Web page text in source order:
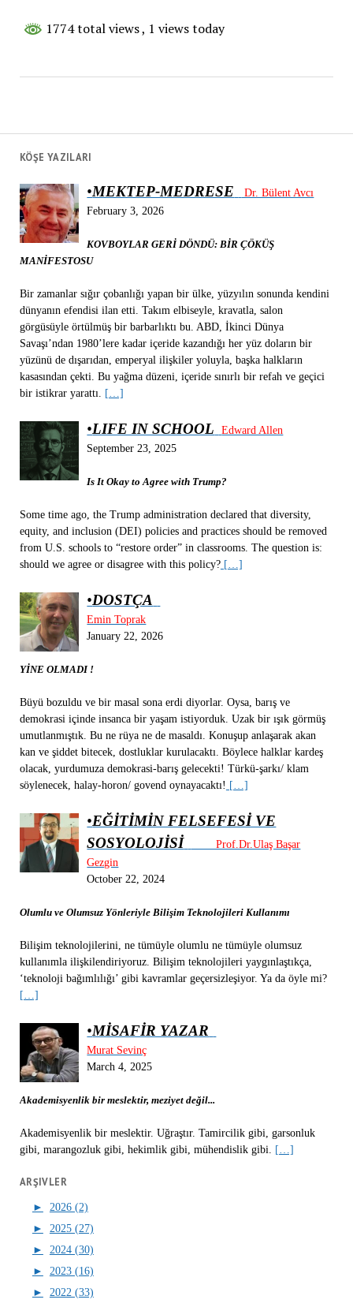
1774 total views, 1 views today
KÖŞE YAZILARI
•MEKTEP-MEDRESE
Dr. Bülent Avcı
February 3, 2026
KOVBOYLAR GERİ DÖNDÜ: BİR ÇÖKÜŞ
MANİFESTOSU
Bir zamanlar sığır çobanlığı yapan bir ülke, yüzyılın sonunda kendini
dünyanın efendisi ilan etti. Takım elbiseyle, kravatla, salon
görgüsüyle örtülmüş bir barbarlıktı bu. ABD, İkinci Dünya
Savaşı’ndan 1980’lere kadar içeride kazandığı her yüz doların bir
yüzünü de dışarıdan, emperyal ilişkiler yoluyla, başka halkların
kasasından çekti. Bu yağma düzeni, içeride sınırlı bir refah ve geçici
bir istikrar yarattı.
[…]
•LIFE IN SCHOOL
Edward Allen
September 23, 2025
Is It Okay to Agree with Trump?
Some time ago, the Trump administration declared that diversity,
equity, and inclusion (DEI) policies and practices should be removed
from U.S. schools to “restore order” in classrooms. The question is:
should we agree or disagree with this policy?[…]
•DOSTÇA
Emin Toprak
January 22, 2026
YİNE OLMADI !
Büyü bozuldu ve bir masal sona erdi diyorlar. Oysa, barış ve
demokrasi içinde insanca bir yaşam istiyorduk. Uzak bir ışık görmüş
umutlanmıştık. Bu ne rüya ne de masaldı. Konuşup anlaşarak akan
kan ve şiddet bitecek, dostluklar kurulacaktı. Böylece halklar kardeş
olacak, yurdumuza demokrasi-barış gelecekti! Türkü-şarkı/ klam
söylenecek, halay-horon/ govend oynayacaktı! […]
•EĞİTİMİN FELSEFESİ VE
SOSYOLOJİSİ
Prof.Dr.Ulaş Başar
Gezgin
October 22, 2024
Olumlu ve Olumsuz Yönleriyle Bilişim Teknolojileri Kullanımı
Bilişim teknolojilerini, ne tümüyle olumlu ne tümüyle olumsuz
kullanımla ilişkilendiriyoruz. Bilişim teknolojileri yaygınlaştıkça,
‘teknoloji bağımlılığı’ gibi kavramlar geçersizleşiyor. Ya da öyle mi?
[…]
•MİSAFİR YAZAR
Murat Sevinç
March 4, 2025
Akademisyenlik bir meslektir, meziyet değil...
Akademisyenlik bir meslektir. Uğraştır. Tamircilik gibi, garsonluk
gibi, marangozluk gibi, hekimlik gibi, mühendislik gibi.
[…]
ARŞIVLER
►
2026 (2)
►
2025 (27)
►
2024 (30)
►
2023 (16)
►
2022 (33)